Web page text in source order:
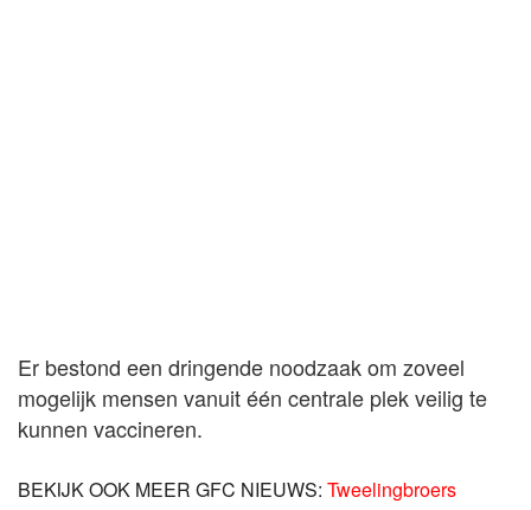
Er bestond een dringende noodzaak om zoveel
mogelijk mensen vanuit één centrale plek veilig te
kunnen vaccineren.
BEKIJK OOK MEER GFC NIEUWS: Tweelingbroers